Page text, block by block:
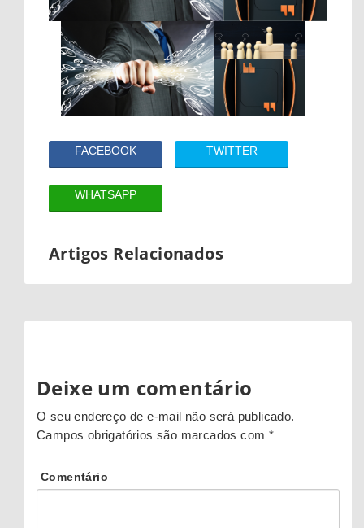
FACEBOOK TWITTER
WHATSAPP
Artigos Relacionados
Deixe um comentário
O seu endereço de e-mail não será publicado.
Campos obrigatórios são marcados com *
Comentário